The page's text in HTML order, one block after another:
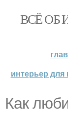
ВСЁ ОБ
интерьер для
Как